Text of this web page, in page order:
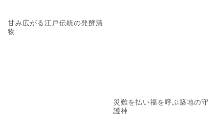
甘み広がる江戸伝統の発酵漬
物
災難を払い福を呼ぶ築地の守
護神